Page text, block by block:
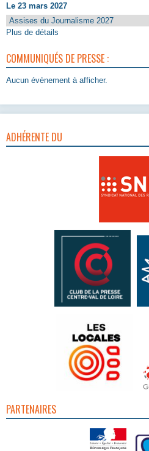
Le 23 mars 2027
Assises du Journalisme 2027
Plus de détails
COMMUNIQUÉS DE PRESSE :
Aucun évènement à afficher.
ADHÉRENTE DU
PARTENAIRES